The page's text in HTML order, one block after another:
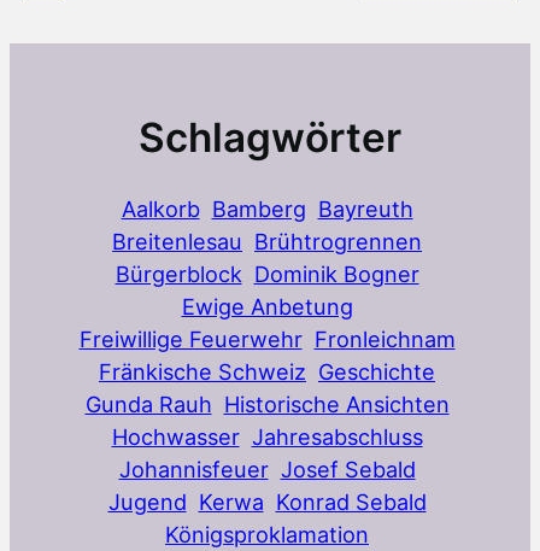
Schlagwörter
Aalkorb Bamberg Bayreuth
Breitenlesau Brühtrogrennen
Bürgerblock Dominik Bogner
Ewige Anbetung
Freiwillige Feuerwehr Fronleichnam
Fränkische Schweiz Geschichte
Gunda Rauh Historische Ansichten
Hochwasser Jahresabschluss
Johannisfeuer Josef Sebald
Jugend Kerwa Konrad Sebald
Königsproklamation